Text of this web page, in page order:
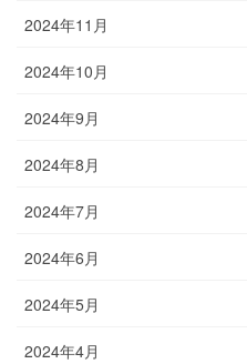
2024年11月
2024年10月
2024年9月
2024年8月
2024年7月
2024年6月
2024年5月
2024年4月